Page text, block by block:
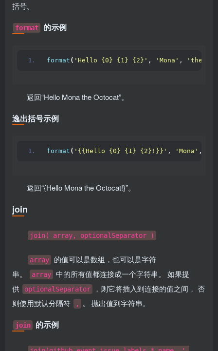
括号。
format 的示例
format ( 'Hello {0} {1} {2}' , 'Mona' , 'the'
返回“Hello Mona the Octocat”。
逸出括号示例
format ( '{{Hello {0} {1} {2}!}}' , 'Mona' ,
返回“{Hello Mona the Octocat!}”。
join
join( array, optionalSeparator )
array
的值可以是数组，也可以是字符
串。
array
中的所有值都连接成一个字符串。 如果提
供
optionalSeparator
，则它将插入到连接的值之间， 否
则使用默认分隔符
, 。 抛出值到字符串。
join 的示例